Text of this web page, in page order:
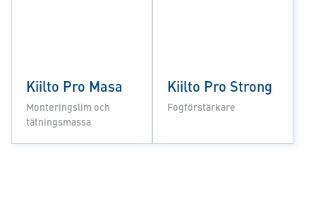
Kiilto Pro Masa
Monteringslim och
tätningsmassa
Kiilto Pro Strong
Fogförstärkare